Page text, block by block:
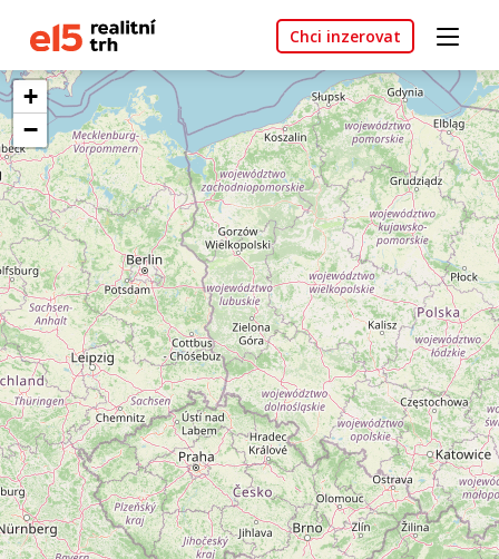
Chci inzerovat
+
−